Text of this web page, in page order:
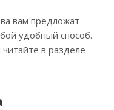
вам предложат
удобный способ.
в разделе